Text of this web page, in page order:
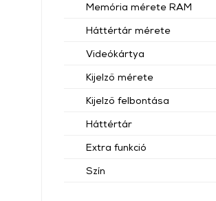
Memória mérete RAM
Háttértár mérete
Videókártya
Kijelző mérete
Kijelző felbontása
Háttértár
Extra funkció
Szín